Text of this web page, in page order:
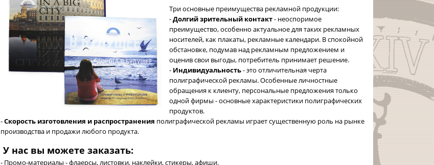
Три основные преимущества рекламной продукции:
-Долгий зрительный контакт- неоспоримое
преимущество, особенно актуальное для таких рекламных
носителей, как плакаты, рекламные календари. В спокойной
обстановке, подумав над рекламным предложением и
оценив свои выгоды, потребитель принимает решение.
- Индивидуальность- это отличительная черта
полиграфической рекламы. Особенные личностные
обращения к клиенту, персональные предложения только
одной фирмы - основные характеристики полиграфических
продуктов.
-Скорость изготовления и распространения полиграфической рекламы играет существенную роль на рынке
производства и продажи любого продукта.
У нас вы можете заказать:
- Промо-материалы - флаерсы, листовки, наклейки, стикеры, афиши.